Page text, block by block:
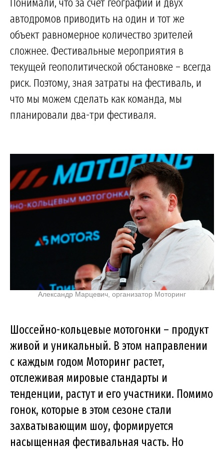
автодромов приводить на один и тот же
объект равномерное количество зрителей
сложнее. Фестивальные мероприятия в
текущей геополитической обстановке – всегда
риск. Поэтому, зная затраты на фестиваль, и
что мы можем сделать как команда, мы
планировали два-три фестиваля.
Александр Марцевич, организатор Моторинг
Шоссейно-кольцевые мотогонки – продукт
живой и уникальный. В этом направлении
с каждым годом Моторинг растет,
отслеживая мировые стандарты и
тенденции, растут и его участники. Помимо
гонок, которые в этом сезоне стали
захватывающим шоу, формируется
насыщенная фестивальная часть. Но